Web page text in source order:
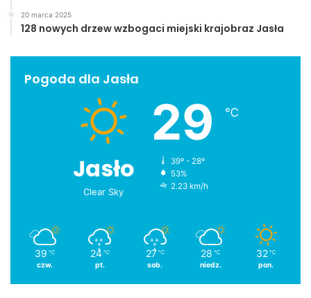
20 marca 2025
128 nowych drzew wzbogaci miejski krajobraz Jasła
Pogoda dla Jasła
Jasło
Clear Sky
29 ℃
39º - 28º
53%
2.23 km/h
39 ℃
czw.
24 ℃
pt.
27 ℃
sob.
28 ℃
niedz.
32 ℃
pon.